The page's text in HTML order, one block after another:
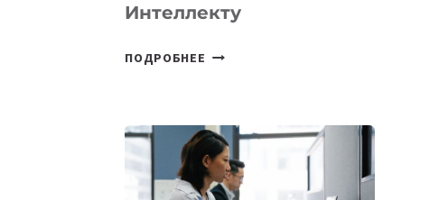
Интеллекту
ПОДРОБНЕЕ
НОВЫЕ
ПРЕДМЕТЫ
ПО